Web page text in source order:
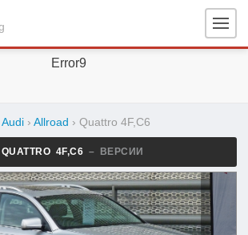
Error9
Audi › Allroad › Quattro 4F,C6
4F,C6 – ВЕРСИИ